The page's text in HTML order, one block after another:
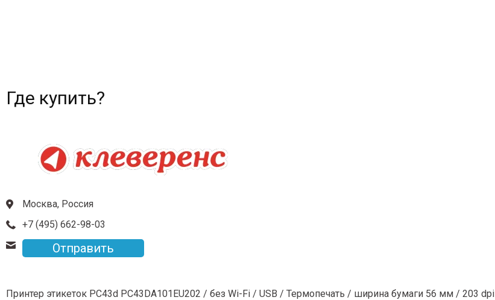
Где купить?
Москва, Россия
+7 (495) 662-98-03
Отправить
Принтер этикеток PС43d PC43DA101EU202 / без Wi-Fi / USB / Термопечать / ширина бумаги 56 мм / 203 dpi